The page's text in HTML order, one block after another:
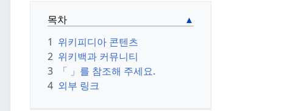
목차
1 위키피디아 콘텐츠
2 위키백과 커뮤니티
3
「 」를 참조해 주세요.
4 외부 링크